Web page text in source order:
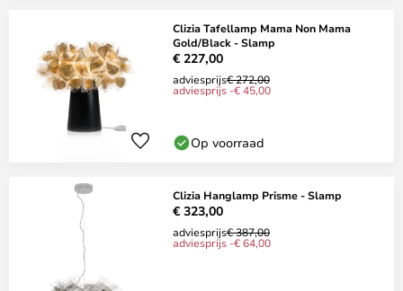
Clizia Tafellamp Mama Non Mama
Gold/Black - Slamp
€ 227,00
adviesprijs€ 272,00
adviesprijs -€ 45,00
Op voorraad
Clizia Hanglamp Prisme - Slamp
€ 323,00
adviesprijs€ 387,00
adviesprijs -€ 64,00